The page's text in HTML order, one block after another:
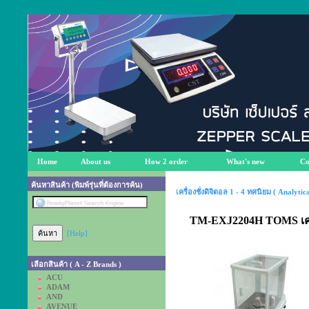
Home About us How 2 order What's new
ค้นหาสินค้า (พิมพ์รุ่นที่ต้องการค้น)
[Help]
เลือกสินค้า ( A - Z Brands )
ACU
ADAM
AND
AVENUE
เครื่องชั่งดิจิตอล 1 - 4 ทศนิยม (
TM-EXJ2204H TOMS